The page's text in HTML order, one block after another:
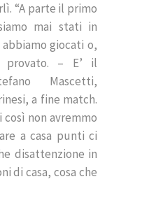
“A parte il primo
mai stati in
giocati o,
provato. – E’ il
Mascetti,
a fine match.
non avremmo
a casa punti ci
disattenzione in
di casa, cosa che